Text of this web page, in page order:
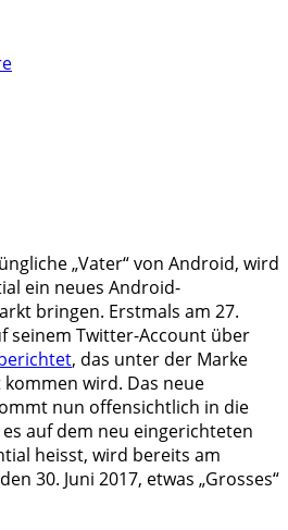
„Vater“ von Android, wird
ein neues Android-
bringen. Erstmals am 27.
seinem Twitter-Account über
, das unter der Marke
wird. Das neue
nun offensichtlich in die
auf dem neu eingerichteten
heisst, wird bereits am
30. Juni 2017, etwas „Grosses“